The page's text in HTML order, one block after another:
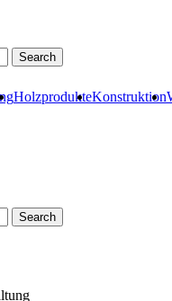
Search
HolzprodukteKonstruktion
Search